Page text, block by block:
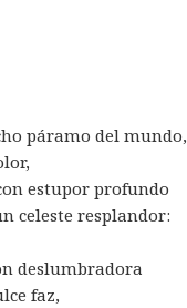
páramo del mundo,
estupor profundo
celeste resplandor:
deslumbradora
faz,